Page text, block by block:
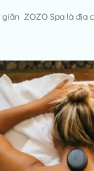
ZOZO Spa là địa